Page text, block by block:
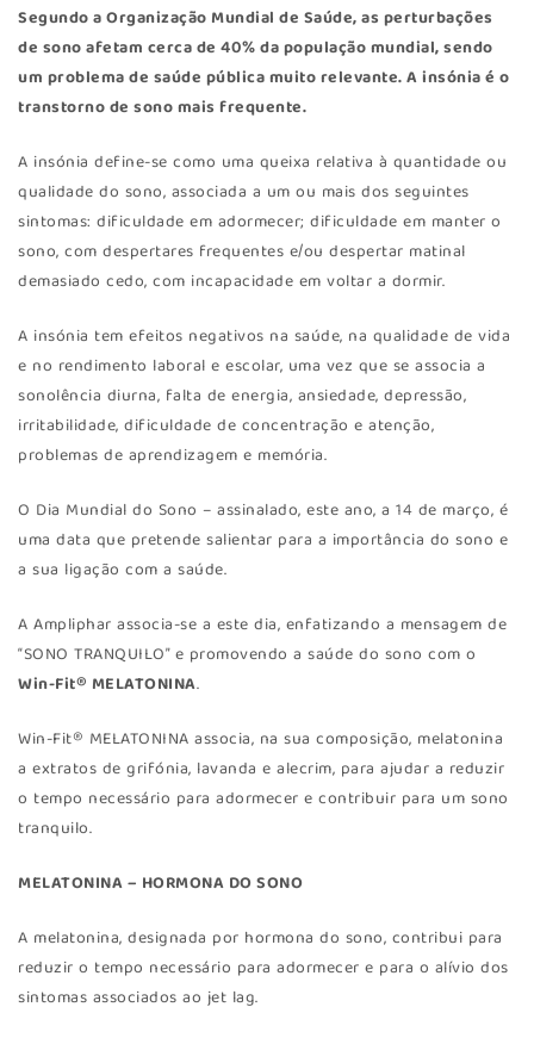
Segundo a Organização Mundial de Saúde, as perturbações
de sono afetam cerca de 40% da população mundial, sendo
um problema de saúde pública muito relevante. A insónia é o
transtorno de sono mais frequente.
A insónia define-se como uma queixa relativa à quantidade ou
qualidade do sono, associada a um ou mais dos seguintes
sintomas: dificuldade em adormecer; dificuldade em manter o
sono, com despertares frequentes e/ou despertar matinal
demasiado cedo, com incapacidade em voltar a dormir.
A insónia tem efeitos negativos na saúde, na qualidade de vida
e no rendimento laboral e escolar, uma vez que se associa a
sonolência diurna, falta de energia, ansiedade, depressão,
irritabilidade, dificuldade de concentração e atenção,
problemas de aprendizagem e memória.
O Dia Mundial do Sono – assinalado, este ano, a 14 de março, é
uma data que pretende salientar para a importância do sono e
a sua ligação com a saúde.
A Ampliphar associa-se a este dia, enfatizando a mensagem de
“SONO TRANQUILO” e promovendo a saúde do sono com o
Win-Fit® MELATONINA.
Win-Fit® MELATONINA associa, na sua composição, melatonina
a extratos de grifónia, lavanda e alecrim, para ajudar a reduzir
o tempo necessário para adormecer e contribuir para um sono
tranquilo.
MELATONINA – HORMONA DO SONO
A melatonina, designada por hormona do sono, contribui para
reduzir o tempo necessário para adormecer e para o alívio dos
sintomas associados ao jet lag.